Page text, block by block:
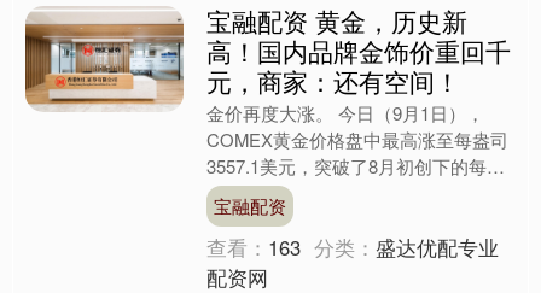
宝融配资 黄金，历史新
高！国内品牌金饰价重回千
元，商家：还有空间！
金价再度大涨。 今日（9月1日），
COMEX黄金价格盘中最高涨至每盎司
3557.1美元，突破了8月初创下的每盎
司3534.1美元的历史高点；现货黄金逼
近今年4月....
宝融配资
查看： 163 分类：盛达优配专业
配资网